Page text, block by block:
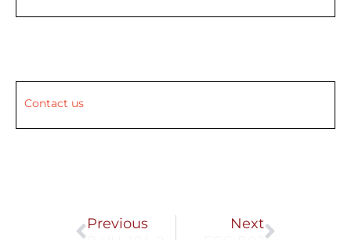
Contact us
Prev
Previous
NextNext